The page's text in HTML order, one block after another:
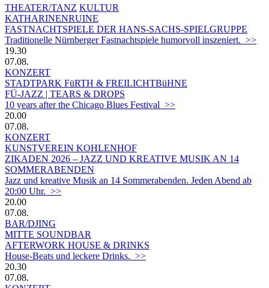
THEATER/TANZ KULTUR
KATHARINENRUINE
FASTNACHTSPIELE DER HANS-SACHS-SPIELGRUPPE
Traditionelle Nürnberger Fastnachtspiele humorvoll inszeniert. >>
19.30
07.08.
KONZERT
STADTPARK FüRTH & FREILICHTBüHNE
FÜ-JAZZ | TEARS & DROPS
10 years after the Chicago Blues Festival >>
20.00
07.08.
KONZERT
KUNSTVEREIN KOHLENHOF
ZIKADEN 2026 – JAZZ UND KREATIVE MUSIK AN 14
SOMMERABENDEN
Jazz und kreative Musik an 14 Sommerabenden. Jeden Abend ab
20:00 Uhr. >>
20.00
07.08.
BAR/DJING
MITTE SOUNDBAR
AFTERWORK HOUSE & DRINKS
House-Beats und leckere Drinks. >>
20.30
07.08.